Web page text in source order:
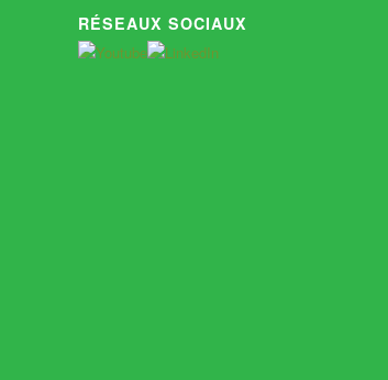
RÉSEAUX SOCIAUX